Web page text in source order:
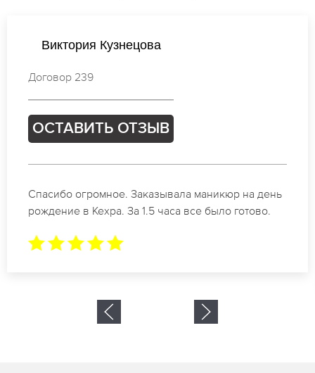
Валентина Михайлова
Договор 784
ОСТАВИТЬ ОТЗЫВ
Идеальные специалисты своего дела по
маникюру в Кехра. Замечательный результат.